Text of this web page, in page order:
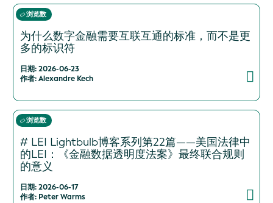
浏览数
为什么数字金融需要互联互通的标准，而不是更
多的标识符
日期: 2026-06-23
作者: Alexandre Kech
浏览数
# LEI Lightbulb博客系列第22篇——美国法律中
的LEI：《金融数据透明度法案》最终联合规则
的意义
日期: 2026-06-17
作者: Peter Warms